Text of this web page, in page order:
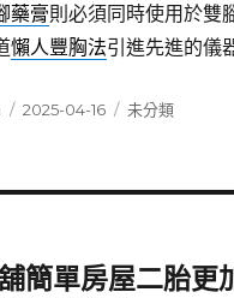
藥膏則必須同時使用於雙
懶人豐胸法引進先進的儀
發
2025-04-16
分
未分類
簡單房屋二胎更